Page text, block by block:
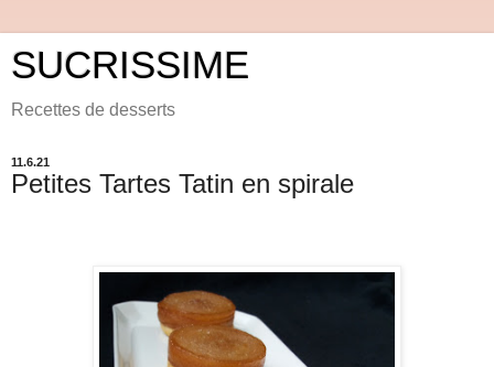
SUCRISSIME
Recettes de desserts
11.6.21
Petites Tartes Tatin en spirale